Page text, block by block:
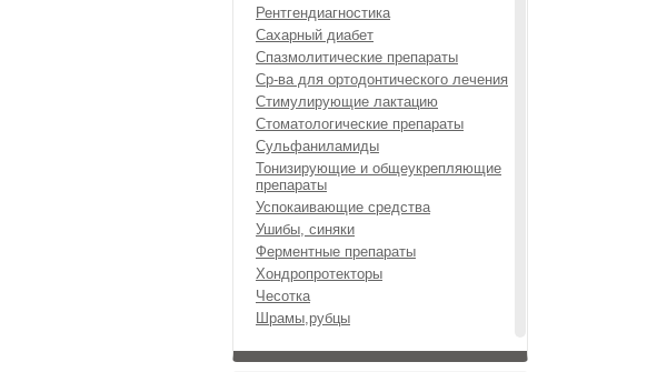
Рентгендиагностика
Сахарный диабет
Спазмолитические препараты
Ср-ва для ортодонтического лечения
Стимулирующие лактацию
Стоматологические препараты
Сульфаниламиды
Тонизирующие и общеукрепляющие
препараты
Успокаивающие средства
Ушибы, синяки
Ферментные препараты
Хондропротекторы
Чесотка
Шрамы,рубцы